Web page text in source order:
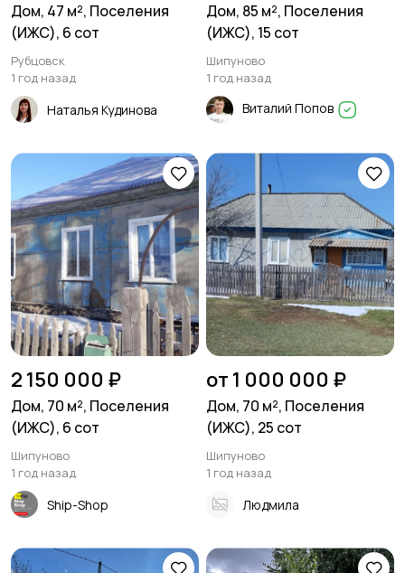
Дом, 47 м², Поселения
(ИЖС), 6 сот
Рубцовск
1 год назад
Наталья Кудинова
Дом, 85 м², Поселения
(ИЖС), 15 сот
Шипуново
1 год назад
Виталий Попов
2 150 000 ₽
Дом, 70 м², Поселения
(ИЖС), 6 сот
Шипуново
1 год назад
Ship-Shop
от 1 000 000 ₽
Дом, 70 м², Поселения
(ИЖС), 25 сот
Шипуново
1 год назад
Людмила